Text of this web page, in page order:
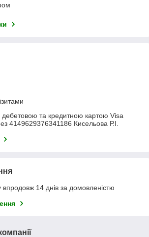
та кредитною картою Visa
4149629376341186 Кисельова Р.І.
14 днів за домовленістю